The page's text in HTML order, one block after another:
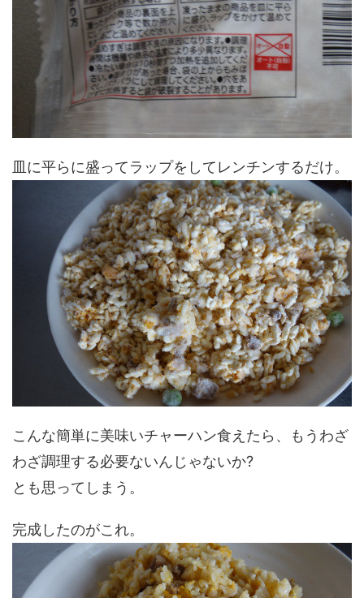
皿に平らに盛ってラップをしてレンチンするだけ。
こんな簡単に美味いチャーハン食えたら、もうわざ
わざ調理する必要ないんじゃないか?
とも思ってしまう。
完成したのがこれ。